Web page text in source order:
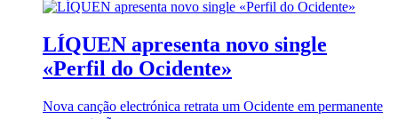
LÍQUEN apresenta novo single
«Perfil do Ocidente»
Nova canção electrónica retrata um Ocidente em permanente